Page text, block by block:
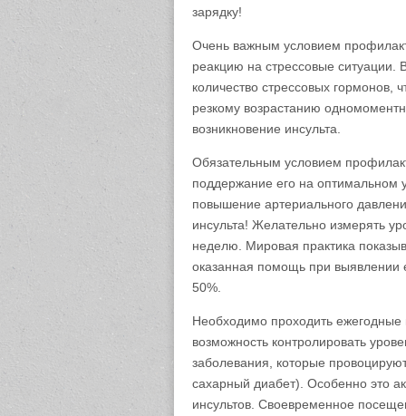
зарядку!
Очень важным условием
реакцию на стрессовые ситуации.
количество стрессовых гормонов,
резкому возрастанию
возникновение инсульта.
Обязательным условием
поддержание его на оптимальном
повышение артериального
инсульта! Желательно измерять
неделю. Мировая практика
оказанная помощь при выявлении
50%.
Необходимо проходить
возможность контролировать
заболевания, которые
сахарный диабет). Особенно это
инсультов. Своевременное